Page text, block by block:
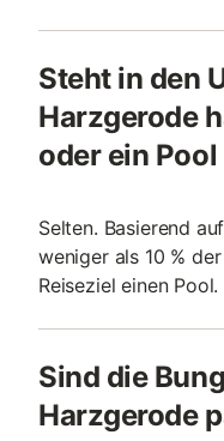
Steht in den
Harzgerode
oder ein
Selten. Basierend
weniger als 10 %
Reiseziel einen Pool.
Sind die
Harzgerode